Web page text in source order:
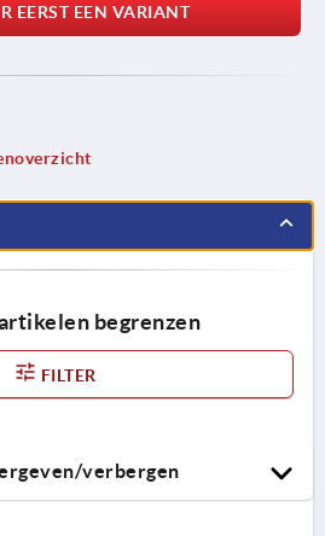
EERST EEN VARIANT
begrenzen
FILTER
verbergen